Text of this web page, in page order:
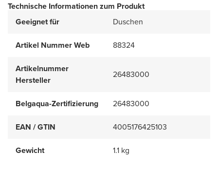
Technische Informationen zum Produkt
Geeignet für
Duschen
Artikel Nummer Web 88324
Artikelnummer
Hersteller
26483000
Belgaqua-Zertifizierung 26483000
EAN / GTIN 4005176425103
Gewicht 1.1 kg